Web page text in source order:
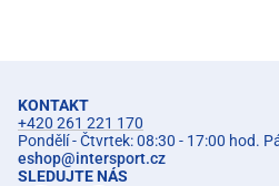
KONTAKT
+420 261 221 170
Pondělí - Čtvrtek: 08:30 - 17:00 hod.
eshop@intersport.cz
SLEDUJTE NÁS